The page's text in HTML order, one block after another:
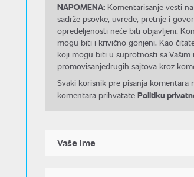
NAPOMENA: Komentarisanje vesti
sadrže psovke, uvrede, pretnje i
opredeljenosti neće biti objavljeni.
mogu biti i krivično gonjeni. Kao
koji mogu biti u suprotnosti sa Vašim
promovisanjedrugih sajtova kroz
Svaki korisnik pre pisanja komentara
komentara prihvatate Politiku